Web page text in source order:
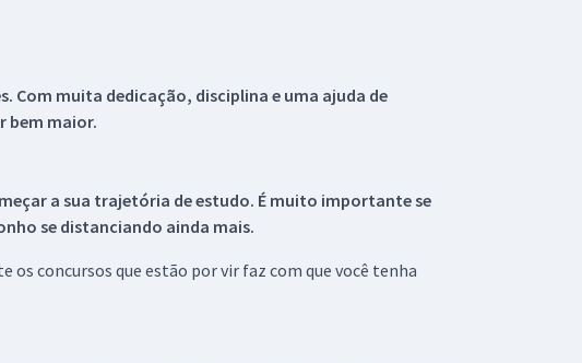
Com muita dedicação, disciplina e uma ajuda de
bem maior.
a sua trajetória de estudo. É muito importante se
se distanciando ainda mais.
concursos que estão por vir faz com que você tenha